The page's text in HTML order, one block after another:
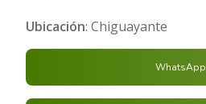
Ubicación: Chiguayante
WhatsApp